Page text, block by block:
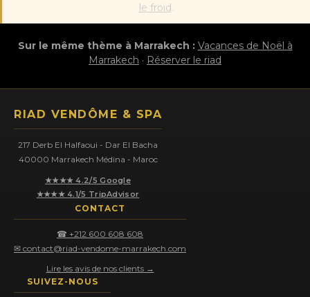
le froid.
Sur le même thème à Marrakech : Vacances de Noël à
Marrakech · Réserver le riad
RIAD VENDÔME & SPA
217 Derb El Halfaoui - Dar El Bacha
40000 Marrakech Médina - Maroc
★★★★ 4.2/5 Google
★★★★ 4.1/5 TripAdvisor
CONTACT
☎ +212 600 608 608
✉ contact@riad-vendome-marrakech.com
Lire les avis de nos clients →
SUIVEZ-NOUS